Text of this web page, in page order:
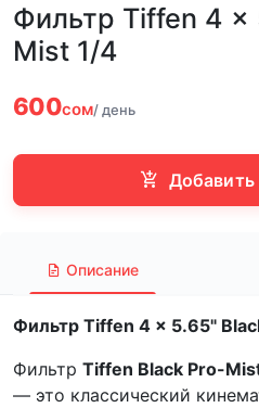
Фильтр Tiffen 4 x
Mist 1/4
600сом/ день
Добавить
Описание
Фильтр Tiffen 4 x 5.65"
Фильтр Tiffen Black Pro-
— это классический